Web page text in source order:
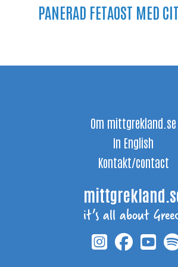
Om mittgrekland.se
In English
Kontakt/contact
it’s all about